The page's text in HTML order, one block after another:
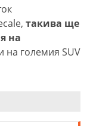
такива ще
на
големия SUV